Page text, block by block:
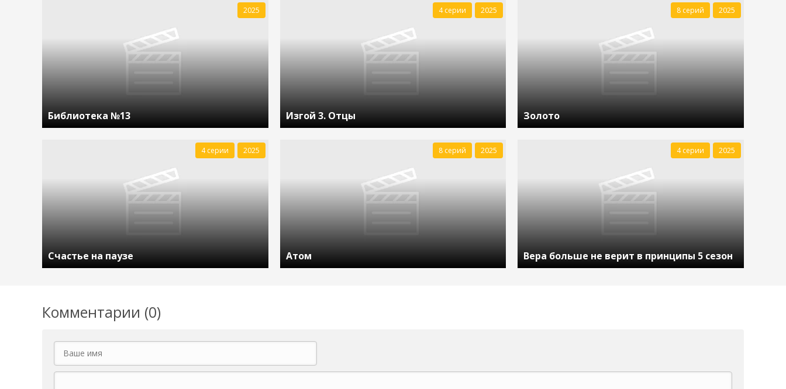
Библиотека №13
2025
Изгой 3. Отцы
4 серии 2025
Золото
8 серий 2025
Счастье на паузе
4 серии 2025
Атом
8 серий 2025
Вера больше не верит в принципы 5 сезон
4 серии 2025
Комментарии (0)